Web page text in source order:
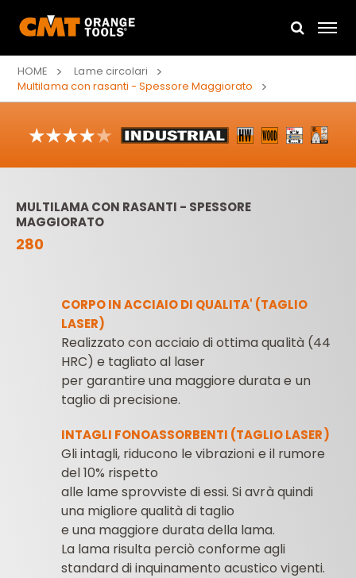
HOME
Lame circolari
Multilama con rasanti - Spessore Maggiorato
MULTILAMA CON RASANTI - SPESSORE
MAGGIORATO
280
CORPO IN ACCIAIO DI QUALITA' (TAGLIO
LASER)
Realizzato con acciaio di ottima qualità (44
HRC) e tagliato al laser
per garantire una maggiore durata e un
taglio di precisione.
INTAGLI FONOASSORBENTI (TAGLIO LASER)
Gli intagli, riducono le vibrazioni e il rumore
del 10% rispetto
alle lame sprovviste di essi. Si avrà quindi
una migliore qualità di taglio
e una maggiore durata della lama.
La lama risulta perciò conforme agli
standard di inquinamento acustico vigenti.